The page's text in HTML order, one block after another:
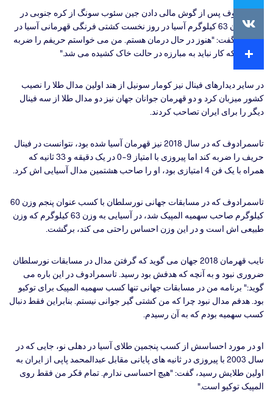
VKontakte
Extra
تاسمرادوف پس از گوش مالی دادن جین سئوب سونگ از کره جنوبی در
فینال وزن 63 کیلوگرم آسیا در روز نخست کشتی فرنگی قهرمانی آسیا در
دهلی نو گفت: "هنوز در حال درمان هستم. من می خواستم حریفم را ضربه
کنم چرا که کار نباید به مبارزه در حالت خاک کشیده می شد."
در سایر دیدارهای فینال نیز کومار سونیل از هند اولین مدال طلا را نصیب
کشور میزبان کرد و دو قهرمان جوانان جهان نیز دو مدال طلا از سه فینال
دیگر را برای ایران تصاحب کردند.
تاسمرادوف که در سال 2018 نیز قهرمان آسیا شده بود، نتوانست در فینال
حریف را ضربه کند اما پیروزی با امتیاز 9-0 در یک دقیقه و 33 ثانیه که
همراه با یک فن 4 امتیازی بود، او را صاحب هشتمین مدال آسیایی اش کرد.
تاسمرادوف که در مسابقات جهانی نورسلطان با کسب عنوان پنجم وزن 60
کیلوگرم صاحب سهمیه المپیک شد، در آسیایی به وزن 63 کیلوگرم که وزن
طبیعی اش است و در این وزن احساس راحتی می کند، برگشت.
نایب قهرمان 2018 جهان می گوید که گرفتن مدال در مسابقات نورسلطان
ضروری نبود و به آنچه که هدفش بود رسید. تاسمرادوف در این باره می
گوید:‌" برنامه من در مسابقات جهانی تنها کسب سهمیه المپیک برای توکیو
بود. هدفم مدال نبود چرا که من کشتی گیر جوانی نیستم. بنابراین فقط دنبال
کسب سهمیه بودم که به آن رسیدم.
او در مورد احساسش از کسب پنجمین طلای آسیا در دهلی نو، جایی که در
سال 2003 با پیروزی در ثانیه های پایانی مقابل عبدالمحمد پاپی از ایران به
اولین طلایش رسید، گفت: "هیچ احساسی ندارم. تمام فکر من فقط روی
المپیک توکیو است."